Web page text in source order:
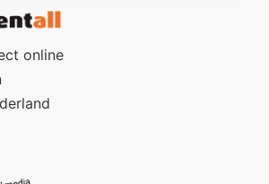
online